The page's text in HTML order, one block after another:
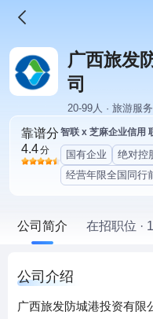
广西旅发
司
20-99人 · 旅游服
靠谱分
4.4分
智联 x 芝麻企业信用
国有企业 绝对控
经营年限全国同行
公司简介 在招职位 ·
公司介绍
广西旅发防城港投资有限